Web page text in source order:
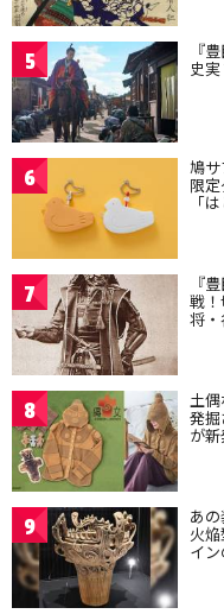
5 『
史
6 鳩サ
限
「
7 『
戦
将
8 土
発
が
9 あ
火
イ